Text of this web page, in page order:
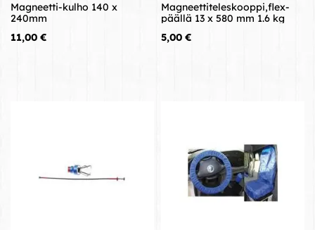
Magneetti-kulho 140 x
240mm
Hinta
11,00 €
Magneettiteleskooppi,flex-
päällä 13 x 580 mm 1.6 kg
Hinta
5,00 €